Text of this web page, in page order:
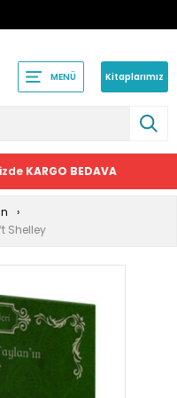
MENÜ Kitaplarımız
KARGO BEDAVA
Shelley